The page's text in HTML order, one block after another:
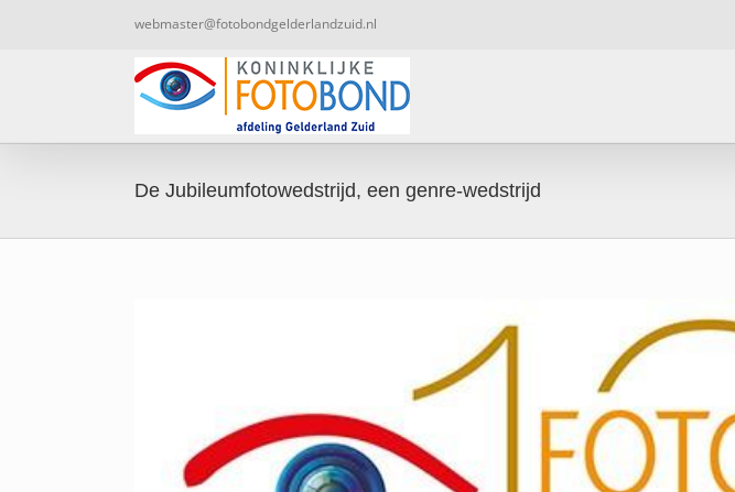
webmaster@fotobondgelderlandzuid.nl
De Jubileumfotowedstrijd, een genre-wedstrijd